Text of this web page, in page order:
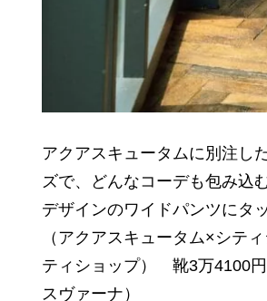
アクアスキュータムに別注し
ズで、どんなコーデも包み込
デザインのワイドパンツにタ
（アクアスキュータム×シティ
ティショップ） 靴3万4100
スヴァーナ）